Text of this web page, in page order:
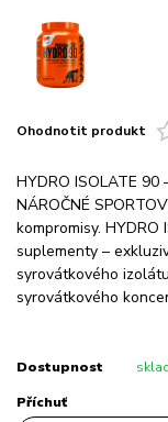
Ohodnotit produkt
HYDRO ISOLATE 90
NÁROČNÉ
kompromisy.
suplementy –
syrovátkového
syrovátkového
Dostupnost
Příchuť